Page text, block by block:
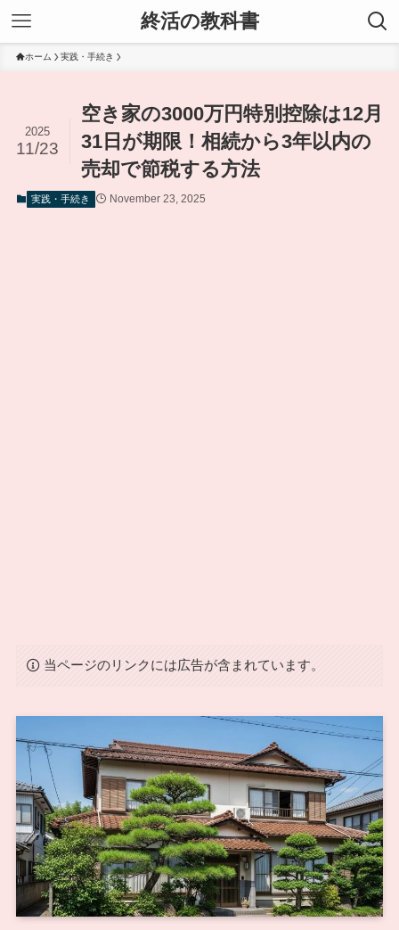
終活の教科書
ホーム 実践・手続き
空き家の3000万円特別控除は12月
31日が期限！相続から3年以内の
売却で節税する方法
2025
11/23
実践・手続き November 23, 2025
当ページのリンクには広告が含まれています。